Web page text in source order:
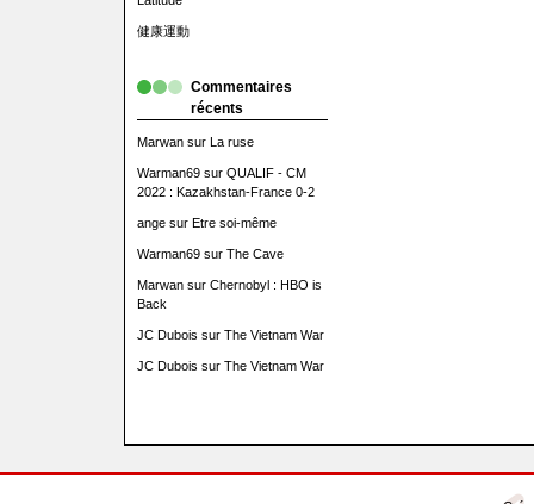
健康運動
Commentaires
récents
Marwansur La ruse
Warman69sur QUALIF - CM
2022 : Kazakhstan-France 0-2
angesur Etre soi-même
Warman69sur The Cave
Marwansur Chernobyl : HBO is
Back
JC Dubois sur The Vietnam War
JC Dubois sur The Vietnam War